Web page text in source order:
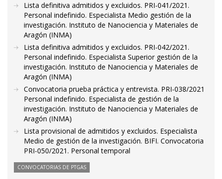
Lista definitiva admitidos y excluidos. PRI-041/2021.
Personal indefinido. Especialista Medio gestión de la
investigación. Instituto de Nanociencia y Materiales de
Aragón (INMA)
Lista definitiva admitidos y excluidos. PRI-042/2021.
Personal indefinido. Especialista Superior gestión de la
investigación. Instituto de Nanociencia y Materiales de
Aragón (INMA)
Convocatoria prueba práctica y entrevista. PRI-038/2021
Personal indefinido. Especialista de gestión de la
investigación. Instituto de Nanociencia y Materiales de
Aragón (INMA)
Lista provisional de admitidos y excluidos. Especialista
Medio de gestión de la investigación. BIFI. Convocatoria
PRI-050/2021. Personal temporal
CONVOCATORIAS DE PTGAS